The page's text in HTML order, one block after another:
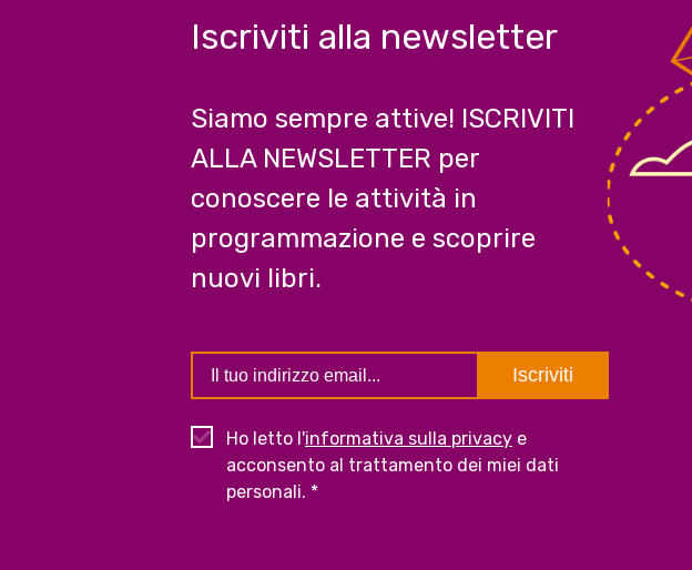
Iscriviti alla newsletter
Siamo sempre attive! ISCRIVITI
ALLA NEWSLETTER per
conoscere le attività in
programmazione e scoprire
nuovi libri.
Ho letto l'informativa sulla privacy e
acconsento al trattamento dei miei dati
personali. *